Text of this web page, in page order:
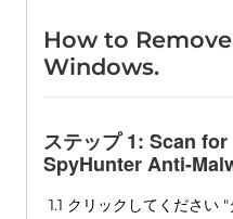
How to
Windows.
ステップ 1: Scan
SpyHunter Anti-
1.1 クリックしてください